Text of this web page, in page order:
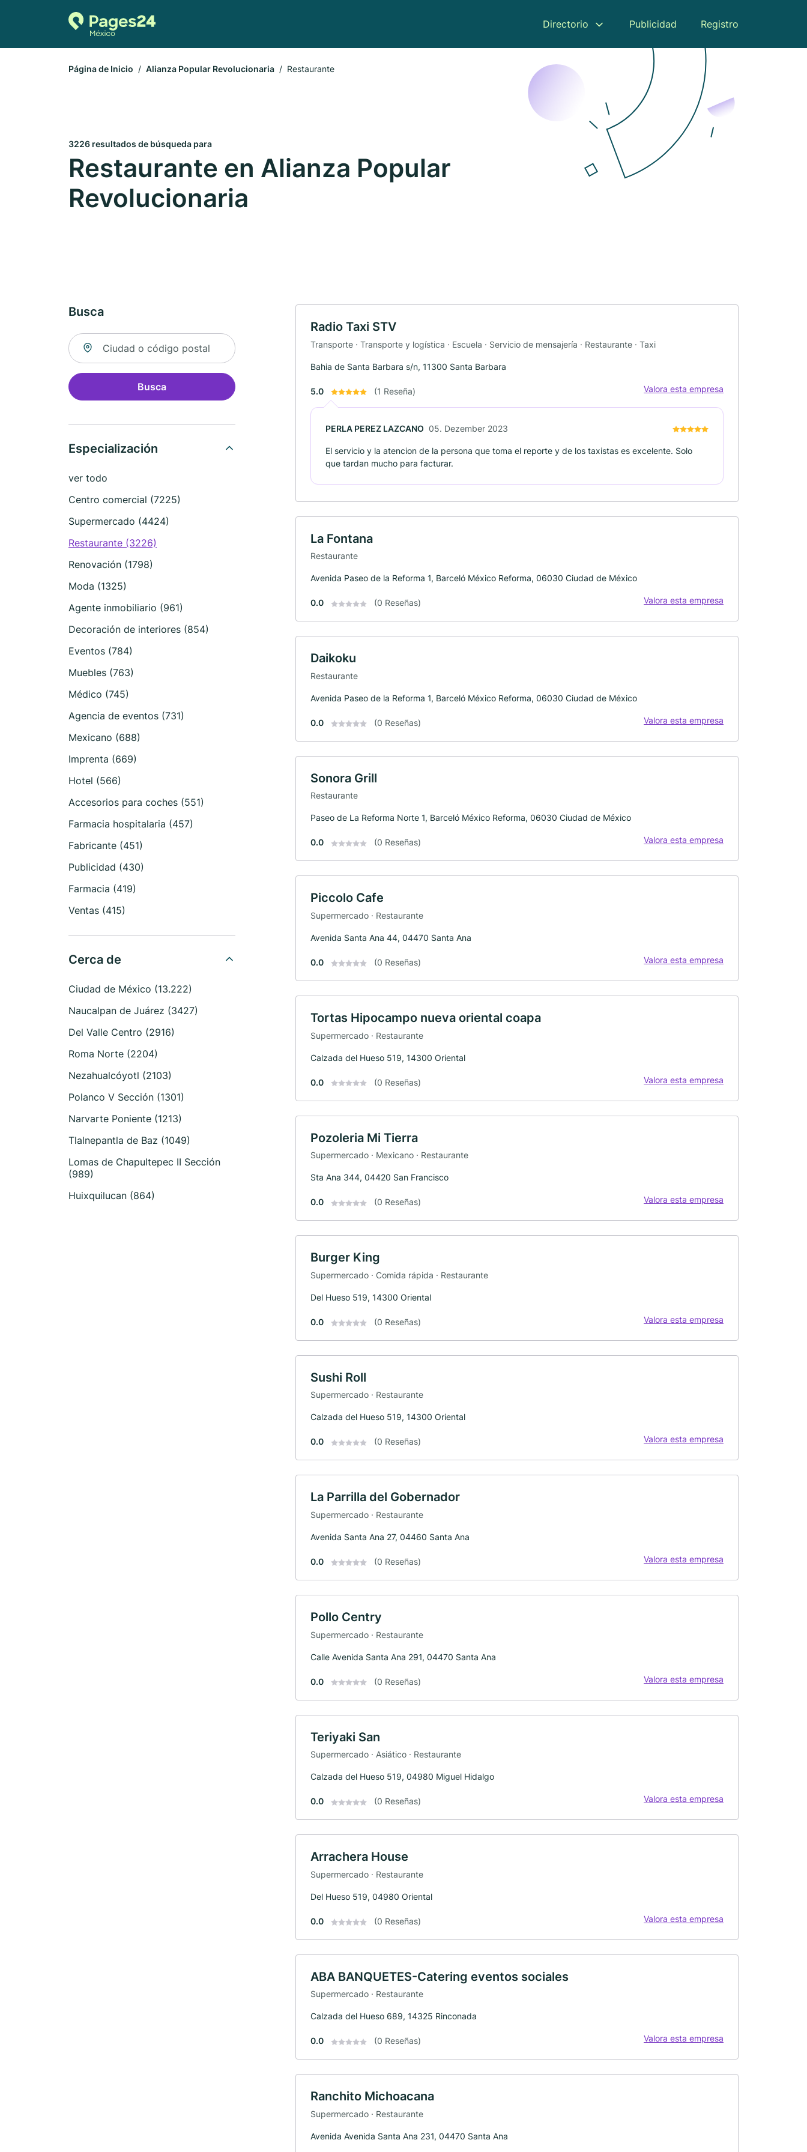
Directorio Publicidad Registro
Página de Inicio Alianza Popular Revolucionaria Restaurante
3226 resultados de búsqueda para
Restaurante en Alianza Popular
Revolucionaria
Busca
Buscar ubicación
Busca
Especialización
ver todo
Centro comercial (7225)
Supermercado (4424)
Restaurante (3226)
Renovación (1798)
Moda (1325)
Agente inmobiliario (961)
Decoración de interiores (854)
Eventos (784)
Muebles (763)
Médico (745)
Agencia de eventos (731)
Mexicano (688)
Imprenta (669)
Hotel (566)
Accesorios para coches (551)
Farmacia hospitalaria (457)
Fabricante (451)
Publicidad (430)
Farmacia (419)
Ventas (415)
Cerca de
Ciudad de México (13.222)
Naucalpan de Juárez (3427)
Del Valle Centro (2916)
Roma Norte (2204)
Nezahualcóyotl (2103)
Polanco V Sección (1301)
Narvarte Poniente (1213)
Tlalnepantla de Baz (1049)
Lomas de Chapultepec II Sección
(989)
Huixquilucan (864)
Radio Taxi STV
Transporte · Transporte y logística · Escuela · Servicio de mensajería · Restaurante · Taxi
Bahia de Santa Barbara s/n, 11300 Santa Barbara
5.0 (1 Reseña) Valora esta empresa
PERLA PEREZ LAZCANO 05. Dezember 2023
El servicio y la atencion de la persona que toma el reporte y de los taxistas es excelente. Solo
que tardan mucho para facturar.
La Fontana
Restaurante
Avenida Paseo de la Reforma 1, Barceló México Reforma, 06030 Ciudad de México
0.0 (0 Reseñas) Valora esta empresa
Daikoku
Restaurante
Avenida Paseo de la Reforma 1, Barceló México Reforma, 06030 Ciudad de México
0.0 (0 Reseñas) Valora esta empresa
Sonora Grill
Restaurante
Paseo de La Reforma Norte 1, Barceló México Reforma, 06030 Ciudad de México
0.0 (0 Reseñas) Valora esta empresa
Piccolo Cafe
Supermercado · Restaurante
Avenida Santa Ana 44, 04470 Santa Ana
0.0 (0 Reseñas) Valora esta empresa
Tortas Hipocampo nueva oriental coapa
Supermercado · Restaurante
Calzada del Hueso 519, 14300 Oriental
0.0 (0 Reseñas) Valora esta empresa
Pozoleria Mi Tierra
Supermercado · Mexicano · Restaurante
Sta Ana 344, 04420 San Francisco
0.0 (0 Reseñas) Valora esta empresa
Burger King
Supermercado · Comida rápida · Restaurante
Del Hueso 519, 14300 Oriental
0.0 (0 Reseñas) Valora esta empresa
Sushi Roll
Supermercado · Restaurante
Calzada del Hueso 519, 14300 Oriental
0.0 (0 Reseñas) Valora esta empresa
La Parrilla del Gobernador
Supermercado · Restaurante
Avenida Santa Ana 27, 04460 Santa Ana
0.0 (0 Reseñas) Valora esta empresa
Pollo Centry
Supermercado · Restaurante
Calle Avenida Santa Ana 291, 04470 Santa Ana
0.0 (0 Reseñas) Valora esta empresa
Teriyaki San
Supermercado · Asiático · Restaurante
Calzada del Hueso 519, 04980 Miguel Hidalgo
0.0 (0 Reseñas) Valora esta empresa
Arrachera House
Supermercado · Restaurante
Del Hueso 519, 04980 Oriental
0.0 (0 Reseñas) Valora esta empresa
ABA BANQUETES-Catering eventos sociales
Supermercado · Restaurante
Calzada del Hueso 689, 14325 Rinconada
0.0 (0 Reseñas) Valora esta empresa
Ranchito Michoacana
Supermercado · Restaurante
Avenida Avenida Santa Ana 231, 04470 Santa Ana